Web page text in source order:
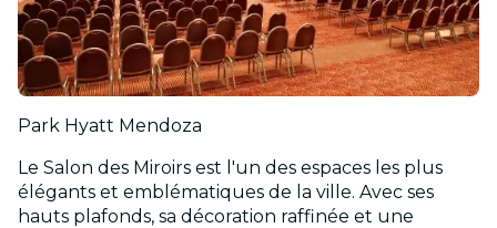
Park Hyatt Mendoza
Le Salon des Miroirs est l'un des espaces les plus
élégants et emblématiques de la ville. Avec ses
hauts plafonds, sa décoration raffinée et une